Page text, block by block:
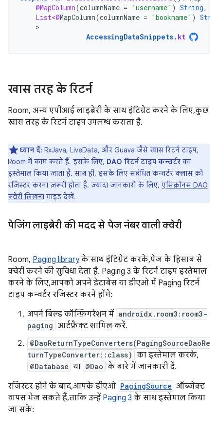
@MapColumn(columnName = "username" ) String,
List<@MapColumn(columnName = "bookname" )
>
AccessingDataSnippets. kt
खास तरह के रिटर्न
Room, अन्य एपीआई लाइब्रेरी के साथ इंटिग्रेट करने के लिए, कुछ
खास तरह के रिटर्न टाइप उपलब्ध कराता है.
ध्यान दें: RxJava, LiveData, और Guava जैसे खास रिटर्न टाइप,
Room में काम करते हैं. इसके लिए, DAO रिटर्न टाइप कन्वर्टर का
इस्तेमाल किया जाता है. साथ ही, इसके लिए संबंधित कन्वर्टर क्लास को
रजिस्टर करना ज़रूरी होता है. ज़्यादा जानकारी के लिए, एसिंक्रोनस DAO
क्वेरी लिखना गाइड देखें.
पेजिंग लाइब्रेरी की मदद से पेज नंबर वाली क्वेरी
Room, Paging libraryके साथ इंटिग्रेट करके, पेज के हिसाब से
क्वेरी करने की सुविधा देता है. Paging 3 के रिटर्न टाइप इस्तेमाल
करने के लिए, आपको अपने डेटाबेस या डीएओ में Paging रिटर्न
टाइप कन्वर्टर रजिस्टर करने होंगे:
अपने बिल्ड कॉन्फ़िगरेशन में androidx.room3:room3-
paging आर्टफ़ैक्ट शामिल करें.
@DaoReturnTypeConverters(PagingSourceDaoRe
turnTypeConverter::class) का इस्तेमाल करके,
@Database या @Dao के बारे में जानकारी दें.
रजिस्टर होने के बाद, आपके डीएओ PagingSource ऑब्जेक्ट
वापस भेज सकते हैं, ताकि उन्हें Paging 3 के साथ इस्तेमाल किया
जा सके: